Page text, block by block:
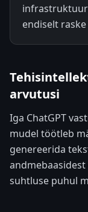
endiselt
arvutusi
Iga ChatGPT
mudel töötleb
genereerida
suhtluse puhul